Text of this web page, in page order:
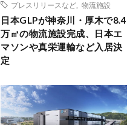
プレスリリースなど
物流施設
日本GLPが神奈川・厚木で8.4
万㎡の物流施設完成、日本エ
マソンや真栄運輸など入居決
定